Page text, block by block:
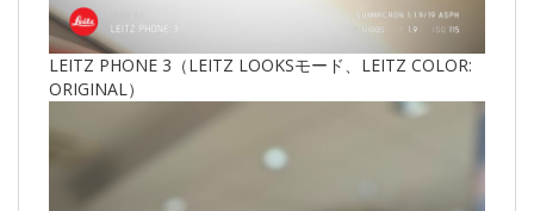
LEITZ PHONE 3（LEITZ LOOKSモード、LEITZ COLOR:
ORIGINAL）